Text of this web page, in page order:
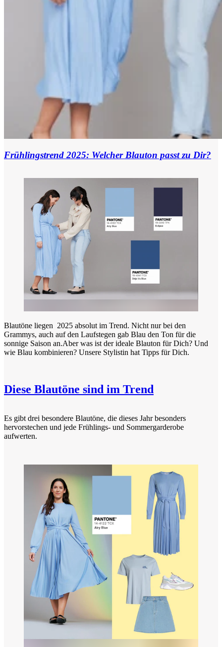
Frühlingstrend 2025: Welcher Blauton passt zu Dir?
Blautöne liegen 2025 absolut im Trend. Nicht nur bei den
Grammys, auch auf den Laufstegen gab Blau den Ton für die
sonnige Saison an.Aber was ist der ideale Blauton für Dich? Und
wie Blau kombinieren? Unsere Stylistin hat Tipps für Dich.
Diese Blautöne sind im Trend
Es gibt drei besondere Blautöne, die dieses Jahr besonders
hervorstechen und jede Frühlings- und Sommergarderobe
aufwerten.